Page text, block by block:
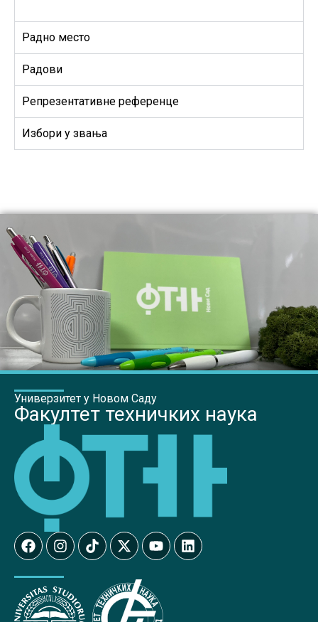
Радно место
Радови
Репрезентативне референце
Избори у звања
Универзитет у Новом Саду
Факултет техничких наука